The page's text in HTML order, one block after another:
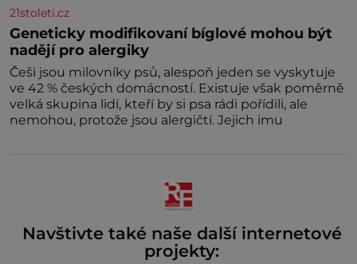
21stoleti.cz
Geneticky modifikovaní bíglové mohou být
nadějí pro alergiky
Češi jsou milovníky psů, alespoň jeden se vyskytuje
ve 42 % českých domácností. Existuje však poměrně
velká skupina lidí, kteří by si psa rádi pořídili, ale
nemohou, protože jsou alergičtí. Jejich imu
Navštivte také naše další internetové
projekty: